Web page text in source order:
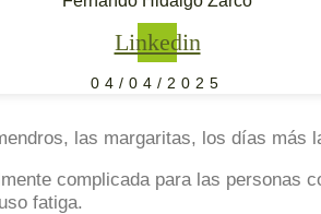
Linkedin
04/04/2025
las margaritas, los días más
complicada para las personas
fatiga.